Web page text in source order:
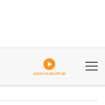
ASCOLTA GOLDPLAY